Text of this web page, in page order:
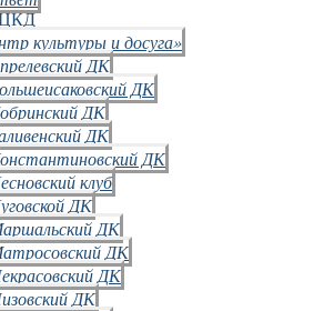
культуры и досуга»
ДК
ДК
ДК
ДК
ДК
клуб
ДК
ДК
ДК
ДК
ДК